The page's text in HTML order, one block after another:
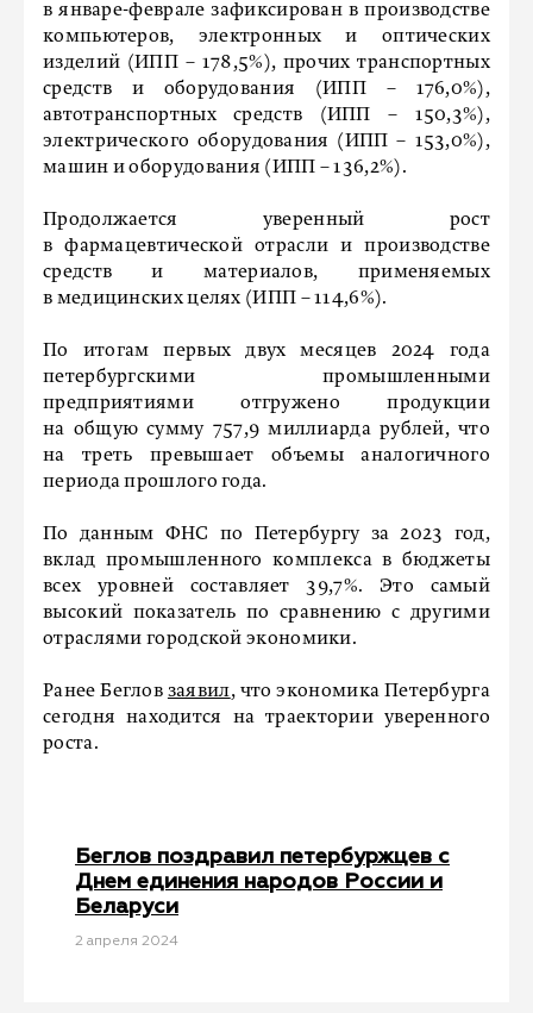
в январе-феврале зафиксирован в производстве
компьютеров, электронных и оптических
изделий (ИПП – 178,5%), прочих транспортных
средств и оборудования (ИПП – 176,0%),
автотранспортных средств (ИПП – 150,3%),
электрического оборудования (ИПП – 153,0%),
машин и оборудования (ИПП – 136,2%).
Продолжается уверенный рост
в фармацевтической отрасли и производстве
средств и материалов, применяемых
в медицинских целях (ИПП – 114,6%).
По итогам первых двух месяцев 2024 года
петербургскими промышленными
предприятиями отгружено продукции
на общую сумму 757,9 миллиарда рублей, что
на треть превышает объемы аналогичного
периода прошлого года.
По данным ФНС по Петербургу за 2023 год,
вклад промышленного комплекса в бюджеты
всех уровней составляет 39,7%. Это самый
высокий показатель по сравнению с другими
отраслями городской экономики.
Ранее Беглов заявил, что экономика Петербурга
сегодня находится на траектории уверенного
роста.
Беглов поздравил петербуржцев с
Днем единения народов России и
Беларуси
2 апреля 2024